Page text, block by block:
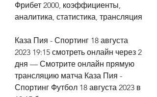
Фрибет 2000, коэффициенты,
аналитика, статистика, трансляция
Каза Пия - Спортинг 18 августа
2023 19:15 смотреть онлайн через 2
дня — Смотрите онлайн прямую
трансляцию матча Каза Пия -
Спортинг Футбол 18 августа 2023 в